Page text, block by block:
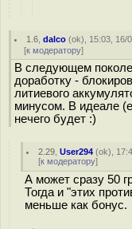
1.6 ,dalco (ok), 15:03, 16/
[к модератору]
В следующем
доработку -
литиевого
минусом. В идеале
нечего будет :)
2.29 ,User294 (ok),
[к модератору]
А может сразу 50
Тогда и "этих
меньше как бонус.